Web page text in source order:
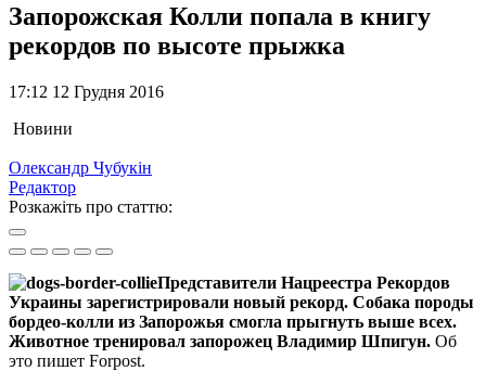
Запорожская Колли попала в книгу
рекордов по высоте прыжка
17:12 12 Грудня 2016
Новини
Олександр Чубукін
Редактор
Розкажіть про статтю:
Представители Нацреестра Рекордов
Украины зарегистрировали новый рекорд. Собака породы
бордео-колли из Запорожья смогла прыгнуть выше всех.
Животное тренировал запорожец Владимир Шпигун. Об
это пишет Forpost.